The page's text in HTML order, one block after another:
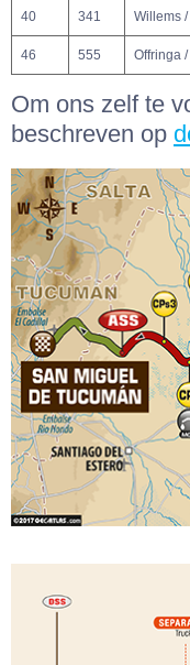
40 341 Willems
46 555 Offringa
Om ons zelf te
beschreven op